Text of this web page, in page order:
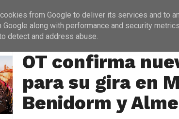
INICIO NOTICIAS
OT confirma
para su gira en
Benidorm y
from Google to deliver its services and to
Google along with performance and security
detect and address abuse.